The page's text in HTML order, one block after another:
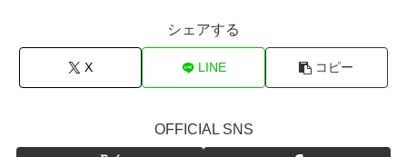
シェアする
X LINE コピー
OFFICIAL SNS